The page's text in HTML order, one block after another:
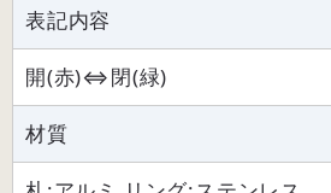
表記内容
開(赤)⇔閉(緑)
材質